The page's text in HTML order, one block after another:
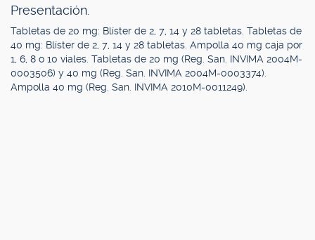
Presentación.
Tabletas de 20 mg: Blíster de 2, 7, 14 y 28 tabletas. Tabletas de
40 mg: Blíster de 2, 7, 14 y 28 tabletas. Ampolla 40 mg caja por
1, 6, 8 o 10 viales. Tabletas de 20 mg (Reg. San. INVIMA 2004M-
0003506) y 40 mg (Reg. San. INVIMA 2004M-0003374).
Ampolla 40 mg (Reg. San. INVIMA 2010M-0011249).